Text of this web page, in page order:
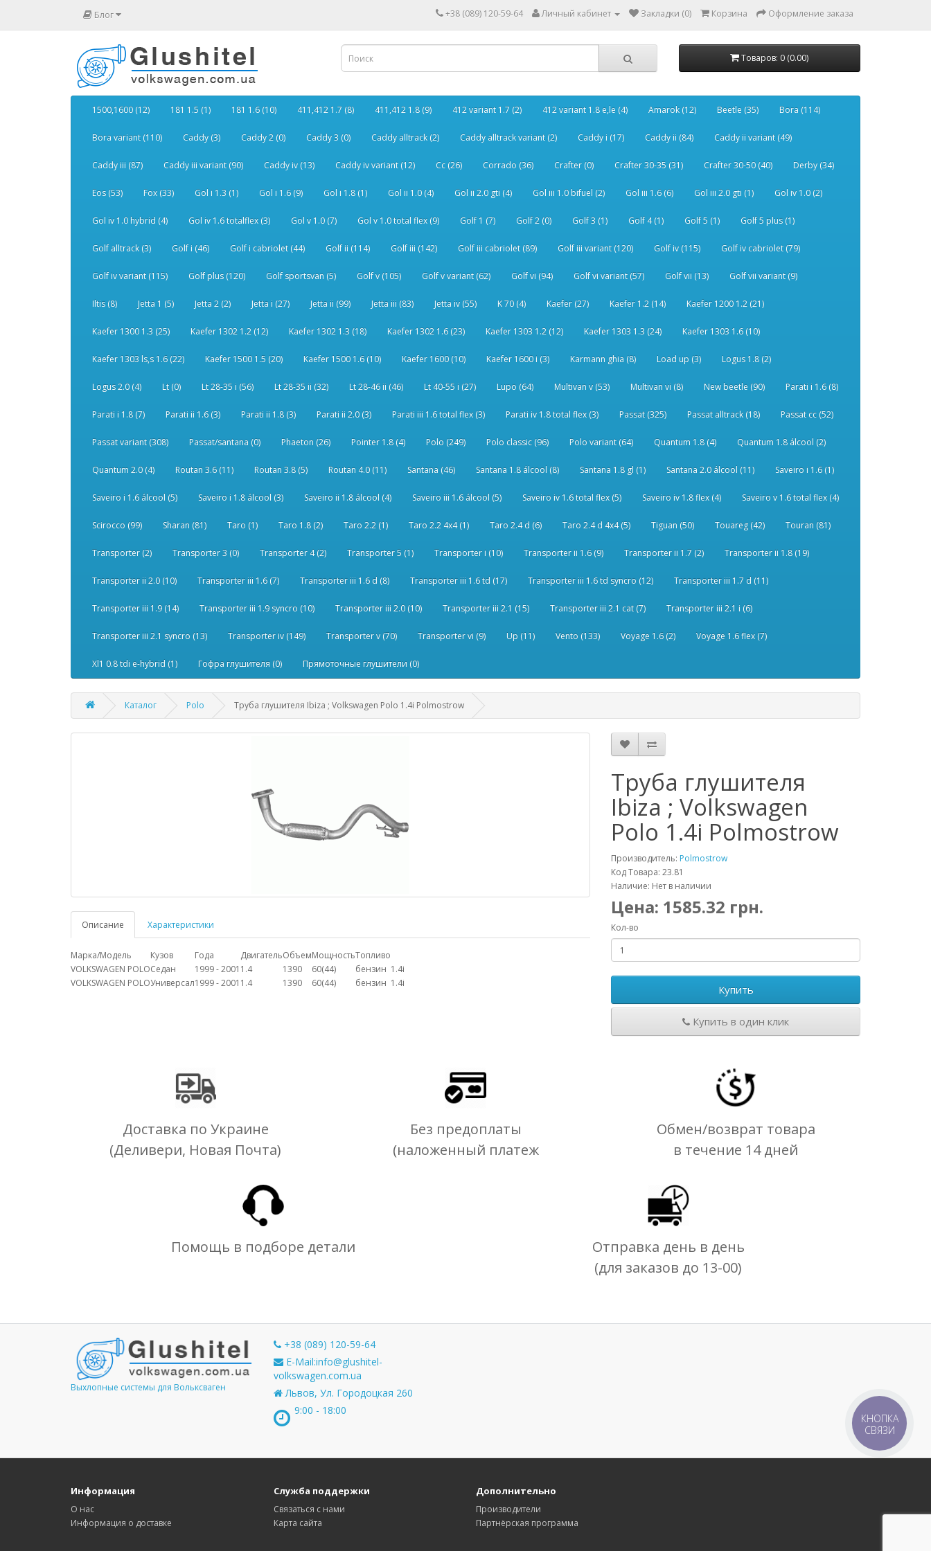
Блог +38 (089) 120-59-64 Личный кабинет Закладки (0) Корзина Оформление заказа
Товаров: 0 (0.00)
1500,1600 (12) 181 1.5 (1) 181 1.6 (10) 411,412 1.7 (8) 411,412 1.8 (9) 412 variant 1.7 (2) 412 variant 1.8 e,le (4) Amarok (12) Beetle (35) Bora (114)
Bora variant (110) Caddy (3) Caddy 2 (0) Caddy 3 (0) Caddy alltrack (2) Caddy alltrack variant (2) Caddy i (17) Caddy ii (84) Caddy ii variant (49)
Caddy iii (87) Caddy iii variant (90) Caddy iv (13) Caddy iv variant (12) Cc (26) Corrado (36) Crafter (0) Crafter 30-35 (31) Crafter 30-50 (40) Derby (34)
Eos (53) Fox (33) Gol i 1.3 (1) Gol i 1.6 (9) Gol i 1.8 (1) Gol ii 1.0 (4) Gol ii 2.0 gti (4) Gol iii 1.0 bifuel (2) Gol iii 1.6 (6) Gol iii 2.0 gti (1) Gol iv 1.0 (2)
Gol iv 1.0 hybrid (4) Gol iv 1.6 totalflex (3) Gol v 1.0 (7) Gol v 1.0 total flex (9) Golf 1 (7) Golf 2 (0) Golf 3 (1) Golf 4 (1) Golf 5 (1) Golf 5 plus (1)
Golf alltrack (3) Golf i (46) Golf i cabriolet (44) Golf ii (114) Golf iii (142) Golf iii cabriolet (89) Golf iii variant (120) Golf iv (115) Golf iv cabriolet (79)
Golf iv variant (115) Golf plus (120) Golf sportsvan (5) Golf v (105) Golf v variant (62) Golf vi (94) Golf vi variant (57) Golf vii (13) Golf vii variant (9)
Iltis (8) Jetta 1 (5) Jetta 2 (2) Jetta i (27) Jetta ii (99) Jetta iii (83) Jetta iv (55) K 70 (4) Kaefer (27) Kaefer 1.2 (14) Kaefer 1200 1.2 (21)
Kaefer 1300 1.3 (25) Kaefer 1302 1.2 (12) Kaefer 1302 1.3 (18) Kaefer 1302 1.6 (23) Kaefer 1303 1.2 (12) Kaefer 1303 1.3 (24) Kaefer 1303 1.6 (10)
Kaefer 1303 ls,s 1.6 (22) Kaefer 1500 1.5 (20) Kaefer 1500 1.6 (10) Kaefer 1600 (10) Kaefer 1600 i (3) Karmann ghia (8) Load up (3) Logus 1.8 (2)
Logus 2.0 (4) Lt (0) Lt 28-35 i (56) Lt 28-35 ii (32) Lt 28-46 ii (46) Lt 40-55 i (27) Lupo (64) Multivan v (53) Multivan vi (8) New beetle (90) Parati i 1.6 (8)
Parati i 1.8 (7) Parati ii 1.6 (3) Parati ii 1.8 (3) Parati ii 2.0 (3) Parati iii 1.6 total flex (3) Parati iv 1.8 total flex (3) Passat (325) Passat alltrack (18) Passat cc (52)
Passat variant (308) Passat/santana (0) Phaeton (26) Pointer 1.8 (4) Polo (249) Polo classic (96) Polo variant (64) Quantum 1.8 (4) Quantum 1.8 álcool (2)
Quantum 2.0 (4) Routan 3.6 (11) Routan 3.8 (5) Routan 4.0 (11) Santana (46) Santana 1.8 álcool (8) Santana 1.8 gl (1) Santana 2.0 álcool (11) Saveiro i 1.6 (1)
Saveiro i 1.6 álcool (5) Saveiro i 1.8 álcool (3) Saveiro ii 1.8 álcool (4) Saveiro iii 1.6 álcool (5) Saveiro iv 1.6 total flex (5) Saveiro iv 1.8 flex (4) Saveiro v 1.6 total flex (4)
Scirocco (99) Sharan (81) Taro (1) Taro 1.8 (2) Taro 2.2 (1) Taro 2.2 4x4 (1) Taro 2.4 d (6) Taro 2.4 d 4x4 (5) Tiguan (50) Touareg (42) Touran (81)
Transporter (2) Transporter 3 (0) Transporter 4 (2) Transporter 5 (1) Transporter i (10) Transporter ii 1.6 (9) Transporter ii 1.7 (2) Transporter ii 1.8 (19)
Transporter ii 2.0 (10) Transporter iii 1.6 (7) Transporter iii 1.6 d (8) Transporter iii 1.6 td (17) Transporter iii 1.6 td syncro (12) Transporter iii 1.7 d (11)
Transporter iii 1.9 (14) Transporter iii 1.9 syncro (10) Transporter iii 2.0 (10) Transporter iii 2.1 (15) Transporter iii 2.1 cat (7) Transporter iii 2.1 i (6)
Transporter iii 2.1 syncro (13) Transporter iv (149) Transporter v (70) Transporter vi (9) Up (11) Vento (133) Voyage 1.6 (2) Voyage 1.6 flex (7)
Xl1 0.8 tdi e-hybrid (1) Гофра глушителя (0) Прямоточные глушители (0)
Каталог Polo Труба глушителя Ibiza ; Volkswagen Polo 1.4i Polmostrow
Описание Характеристики
Марка/Модель Кузов Года ДвигательОбъемМощностьТопливо
VOLKSWAGEN POLOСедан 1999 - 2001 1.4 1390 60(44) бензин 1.4i
VOLKSWAGEN POLOУниверсал1999 - 2001 1.4 1390 60(44) бензин 1.4i
Труба глушителя
Ibiza ; Volkswagen
Polo 1.4i Polmostrow
Производитель: Polmostrow
Код Товара: 23.81
Наличие: Нет в наличии
Цена: 1585.32 грн.
Кол-во
Купить
Купить в один клик
Доставка по Украине
(Деливери, Новая Почта)
Без предоплаты
(наложенный платеж
Обмен/возврат товара
в течение 14 дней
Помощь в подборе детали
Отправка день в день
(для заказов до 13-00)
Выхлопные системы для Вольксваген
+38 (089) 120-59-64
E-Mail:info@glushitel-
volkswagen.com.ua
Львов, Ул. Городоцкая 260
9:00 - 18:00
Информация
О нас
Информация о доставке
Служба поддержки
Связаться с нами
Карта сайта
Дополнительно
Производители
Партнёрская программа
КНОПКА
СВЯЗИ